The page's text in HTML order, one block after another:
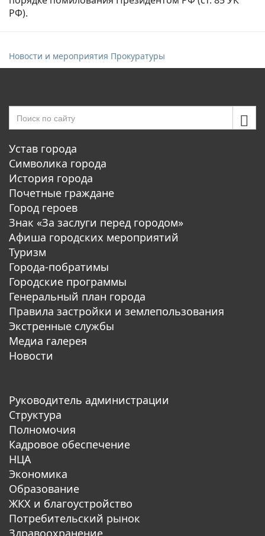
РФ).
Новости и мероприятия Прокуратуры
Устав города
Символика города
История города
Почетные граждане
Город героев
Знак «За заслуги перед городом»
Афиша городских мероприятий
Туризм
Города-побратимы
Городские программы
Генеральный план города
Правила застройки и землепользования
Экстренные службы
Медиа галерея
Новости
Руководитель администрации
Структура
Полномочия
Кадровое обеспечение
НЦА
Экономика
Образование
ЖКХ и благоустройство
Потребительский рынок
Здравоохранение